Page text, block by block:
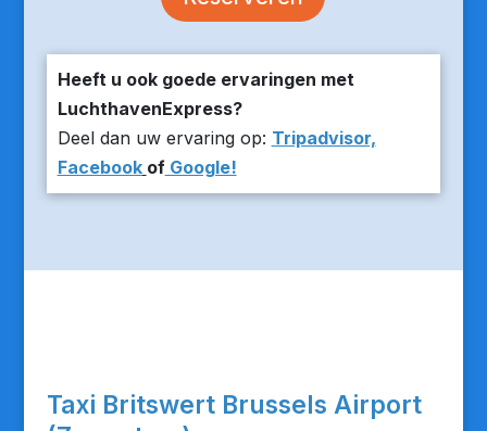
Heeft u ook goede ervaringen met
LuchthavenExpress?
Deel dan uw ervaring op: Tripadvisor,
Facebook ofGoogle!
Taxi Britswert Brussels Airport